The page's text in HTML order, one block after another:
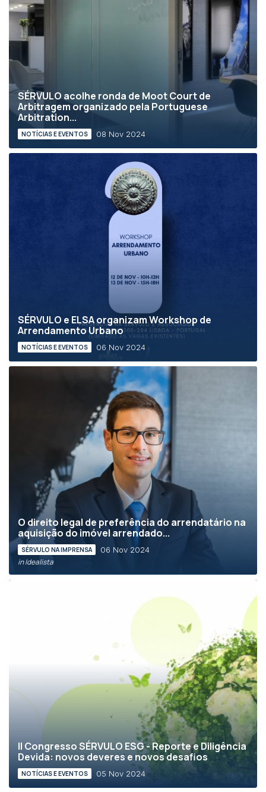
SÉRVULO acolhe ronda de Moot Court de
Arbitragem organizado pela Portuguese
Arbitration...
NOTÍCIAS E EVENTOS 08 Nov 2024
SÉRVULO e ELSA organizam Workshop de
Arrendamento Urbano
NOTÍCIAS E EVENTOS 06 Nov 2024
O direito legal de preferência do arrendatário na
aquisição do imóvel arrendado...
SÉRVULO NA IMPRENSA 06 Nov 2024
in Idealista
II Congresso SÉRVULO ESG - Reporte e Diligência
Devida: novos deveres e novos desafios
NOTÍCIAS E EVENTOS 05 Nov 2024